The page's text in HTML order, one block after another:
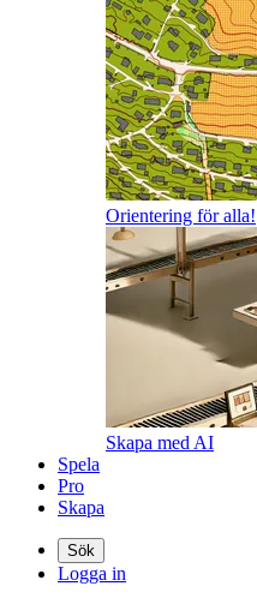
Orientering för alla!
Skapa med AI
Spela
Pro
Skapa
Sök
Logga in